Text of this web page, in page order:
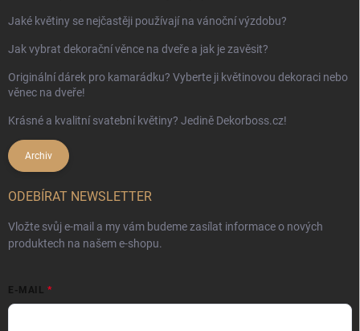
Jaké květiny se nejčastěji používají na vánoční výzdobu?
Jak vybrat dekorační věnce na dveře a jak je zavěsit?
Originální dárek pro kamarádku? Vyberte ji květinovou dekoraci nebo
věnec na dveře!
Krásné a kvalitní svatební květiny? Jedině Dekorboss.cz!
Archiv
ODEBÍRAT NEWSLETTER
Vložte svůj e-mail a my vám budeme zasílat informace o nových
produktech na našem e-shopu.
E-MAIL